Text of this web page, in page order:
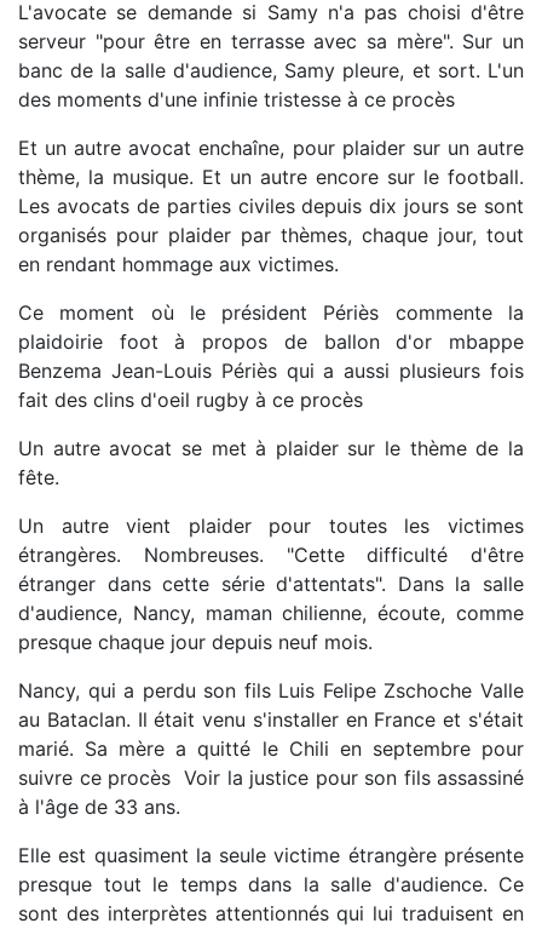
L'avocate se demande si Samy n'a pas choisi d'être
serveur "pour être en terrasse avec sa mère". Sur un
banc de la salle d'audience, Samy pleure, et sort. L'un
des moments d'une infinie tristesse à ce procès
Et un autre avocat enchaîne, pour plaider sur un autre
thème, la musique. Et un autre encore sur le football.
Les avocats de parties civiles depuis dix jours se sont
organisés pour plaider par thèmes, chaque jour, tout
en rendant hommage aux victimes.
Ce moment où le président Périès commente la
plaidoirie foot à propos de ballon d'or mbappe
Benzema Jean-Louis Périès qui a aussi plusieurs fois
fait des clins d'oeil rugby à ce procès
Un autre avocat se met à plaider sur le thème de la
fête.
Un autre vient plaider pour toutes les victimes
étrangères. Nombreuses. "Cette difficulté d'être
étranger dans cette série d'attentats". Dans la salle
d'audience, Nancy, maman chilienne, écoute, comme
presque chaque jour depuis neuf mois.
Nancy, qui a perdu son fils Luis Felipe Zschoche Valle
au Bataclan. Il était venu s'installer en France et s'était
marié. Sa mère a quitté le Chili en septembre pour
suivre ce procès Voir la justice pour son fils assassiné
à l'âge de 33 ans.
Elle est quasiment la seule victime étrangère présente
presque tout le temps dans la salle d'audience. Ce
sont des interprètes attentionnés qui lui traduisent en